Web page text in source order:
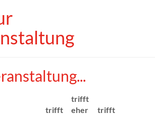
trifft
trifft
eher
trifft